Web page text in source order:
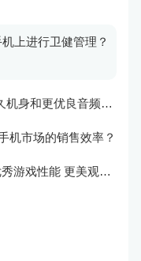
上进行卫健管理？
Motorola Moto X8将推出更耐久机身和更优良音频效果
机市场的销售效率？
Nubia Red Magic 6将推出更优秀游戏性能 更美观的外观设计